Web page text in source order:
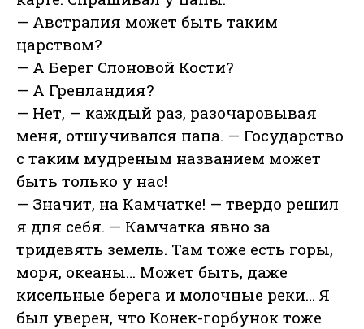
— Австралия может быть таким
царством?
— А Берег Слоновой Кости?
— А Гренландия?
— Нет, — каждый раз, разочаровывая
меня, отшучивался папа. — Государство
с таким мудреным названием может
быть только у нас!
— Значит, на Камчатке! — твердо решил
я для себя. — Камчатка явно за
тридевять земель. Там тоже есть горы,
моря, океаны… Может быть, даже
кисельные берега и молочные реки… Я
был уверен, что Конек-горбунок тоже